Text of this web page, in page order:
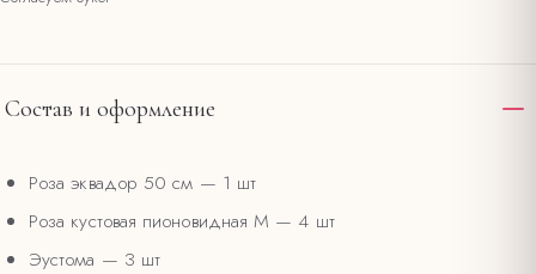
Состав и оформление
Роза эквадор 50 см — 1 шт
Роза кустовая пионовидная М — 4 шт
Эустома — 3 шт